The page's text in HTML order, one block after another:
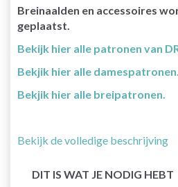
Breinaalden en accessoires
geplaatst.
Bekijk hier alle patronen van
Bekjik hier alle damespatronen.
Bekjik hier alle breipatronen.
Bekijk de volledige beschrijving
DIT IS WAT JE NODIG HEBT